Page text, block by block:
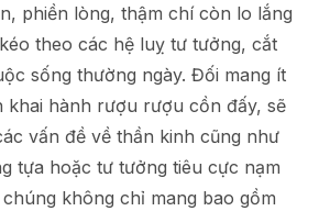
phiền lòng, thậm chí còn lo lắng
theo các hệ luỵ tư tưởng, cắt
sống thường ngày. Đối mang ít
khai hành rượu rượu cồn đấy, sẽ
vấn đề về thần kinh cũng như
tựa hoặc tư tưởng tiêu cực nạm
không chỉ mang bao gồm